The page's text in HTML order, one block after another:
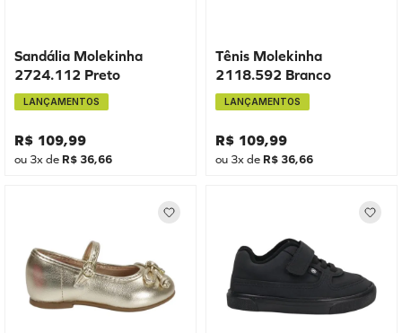
Sandália Molekinha
2724.112 Preto
LANÇAMENTOS
R$ 109,99
ou 3x de R$ 36,66
Tênis Molekinha
2118.592 Branco
LANÇAMENTOS
R$ 109,99
ou 3x de R$ 36,66